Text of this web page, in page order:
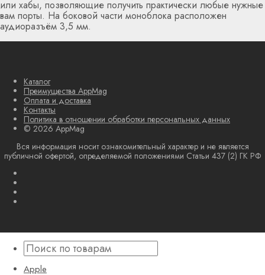
или хабы, позволяющие получить практически любые нужные
вам порты. На боковой части моноблока расположен
аудиоразъём 3,5 мм.
Каталог
Преимущества AppMag
Оплата и доставка
Контакты
Политика в отношении обработки персональных данных
© 2026 AppMag
Вся информация носит ознакомительный характер и не является
публичной офертой, определяемой положениями Статьи 437 (2) ГК РФ
Apple